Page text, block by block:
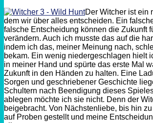
Der Witcher ist ein
dem wir über alles entscheiden. Ein
falsche Entscheidung können die Zukunft
verändern. Auch ich musste das auf die
indem ich das, meiner Meinung nach,
bekam. Ein wenig niedergeschlagen hielt
in meiner Hand und spürte das erste Mal
Zukunft in den Händen zu halten. Eine
Sorgen und geschriebener Geschichte
Schultern nach Beendigung dieses
ablegen möchte ich sie nicht. Denn der
beigebracht. Von Nächstenliebe, bis hin
auf Proben gestellt und meine